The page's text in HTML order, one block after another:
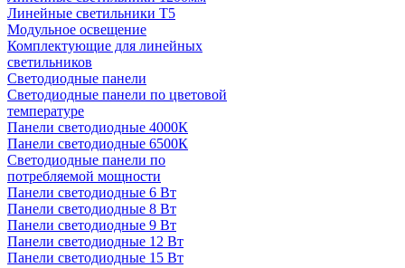
Линейные светильники Т5
Модульное освещение
Комплектующие для линейных
светильников
Светодиодные панели
Светодиодные панели по цветовой
температуре
Панели светодиодные 4000К
Панели светодиодные 6500К
Светодиодные панели по
потребляемой мощности
Панели светодиодные 6 Вт
Панели светодиодные 8 Вт
Панели светодиодные 9 Вт
Панели светодиодные 12 Вт
Панели светодиодные 15 Вт